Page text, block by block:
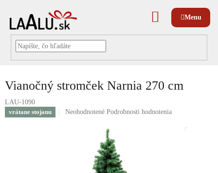
NÁKUPNÝ
KOŠÍK
Vianočný stromček Narnia 270 cm
LAU-1090
vrátane stojanu
Priemerné
Neohodnotené Podrobnosti hodnotenia